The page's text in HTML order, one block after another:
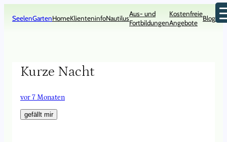
Inhalt
SeelenGartenHomeKlienteninfoNautilus
Aus- und
Fortbildungen
Kostenfreie
Angebote
Blog
Kurze Nacht
vor 7 Monaten
gefällt mir